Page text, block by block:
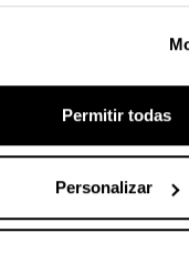
Permitir todas
Personalizar
"La empresa y la
distintas reglas. ¿Cómo
3 4 ...